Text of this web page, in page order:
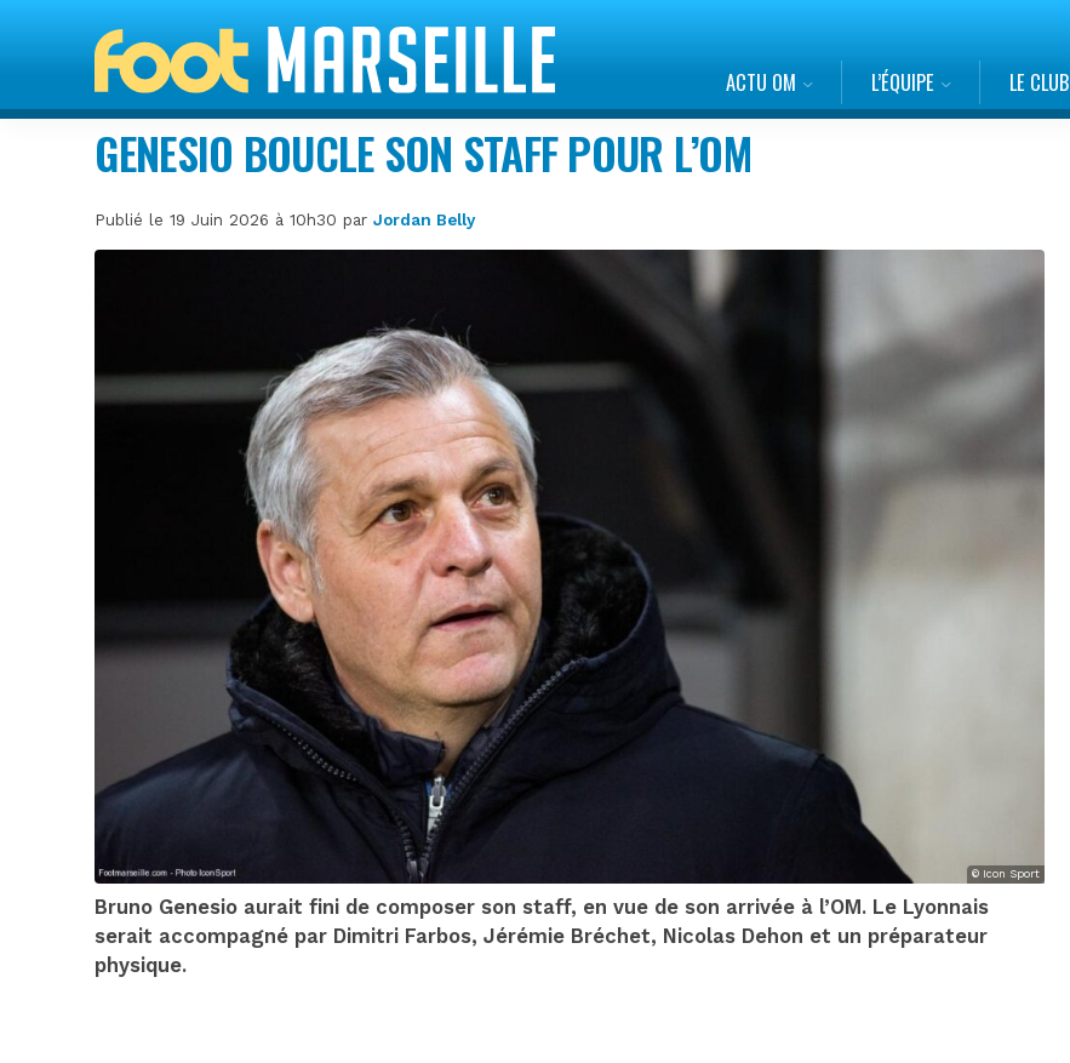
ACTU OM L’ÉQUIPE LE CLUB
GENESIO BOUCLE SON STAFF POUR L’OM
Publié le 19 Juin 2026 à 10h30 parJordan Belly
© Icon Sport
Bruno Genesio aurait fini de composer son staff, en vue de son arrivée à l’OM. Le Lyonnais
serait accompagné par Dimitri Farbos, Jérémie Bréchet, Nicolas Dehon et un préparateur
physique.